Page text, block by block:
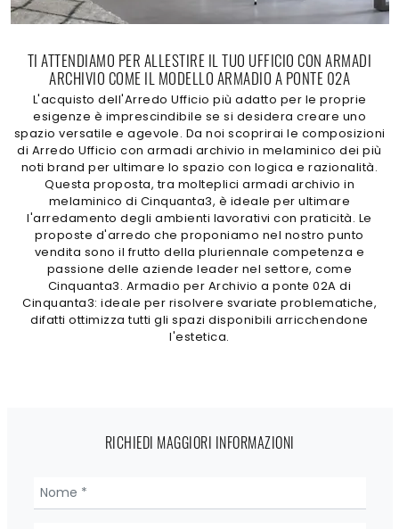
TI ATTENDIAMO PER ALLESTIRE IL TUO UFFICIO CON ARMADI
ARCHIVIO COME IL MODELLO ARMADIO A PONTE 02A
L'acquisto dell'Arredo Ufficio più adatto per le proprie
esigenze è imprescindibile se si desidera creare uno
spazio versatile e agevole. Da noi scoprirai le composizioni
di Arredo Ufficio con armadi archivio in melaminico dei più
noti brand per ultimare lo spazio con logica e razionalità.
Questa proposta, tra molteplici armadi archivio in
melaminico di Cinquanta3, è ideale per ultimare
l'arredamento degli ambienti lavorativi con praticità. Le
proposte d'arredo che proponiamo nel nostro punto
vendita sono il frutto della pluriennale competenza e
passione delle aziende leader nel settore, come
Cinquanta3. Armadio per Archivio a ponte 02A di
Cinquanta3: ideale per risolvere svariate problematiche,
difatti ottimizza tutti gli spazi disponibili arricchendone
l'estetica.
RICHIEDI MAGGIORI INFORMAZIONI